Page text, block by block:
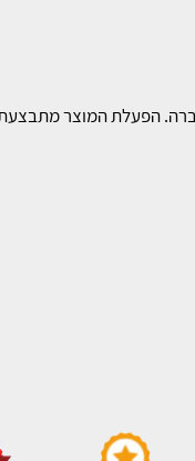
הפעלת המוצר